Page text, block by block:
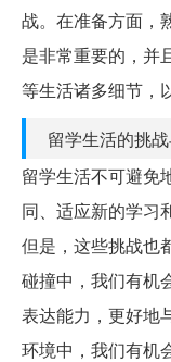
战。在准备方面，
是非常重要的，并
等生活诸多细节，
留学生活的挑
留学生活不可避免
同、适应新的学习
但是，这些挑战也
碰撞中，我们有机
表达能力，更好地
环境中，我们有机